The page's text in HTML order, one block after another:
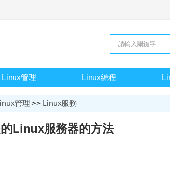
Linux管理 Linux編程
管理 >> Linux服務
Linux服務器的方法